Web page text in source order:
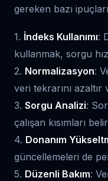
gereken bazı
1. İndeks Kullanımı:
kullanmak, sorgu
2. Normalizasyon:
veri tekrarını
3. Sorgu Analizi:
çalışan kısımları
4. Donanım
güncellemeleri de
5. Düzenli Bakım: